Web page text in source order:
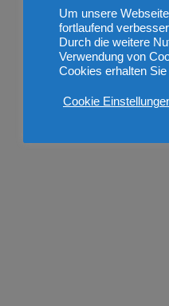
Um unsere
fortlaufend
Durch die weitere
Verwendung von
Cookies erhalten
Cookie